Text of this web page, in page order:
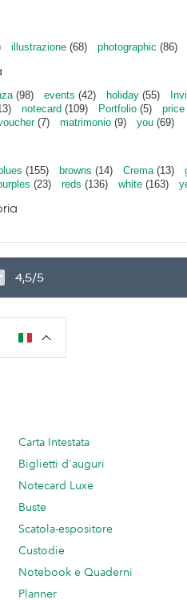
illustrazione (68) photographic (86)
(98) events (42) holiday (55)
notecard (109) Portfolio (5) price
(7) matrimonio (9) you (69)
blues (155) browns (14) Crema(13)
(23) reds (136) white (163)
4,5/5
Carta Intestata
Biglietti d'auguri
Notecard Luxe
Buste
Scatola-espositore
Custodie
Notebook e Quaderni
Planner